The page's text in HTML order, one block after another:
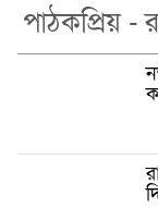
পাঠকপ্রিয় -